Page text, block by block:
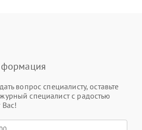
вопрос специалисту, оставьте
специалист с радостью
Вас!